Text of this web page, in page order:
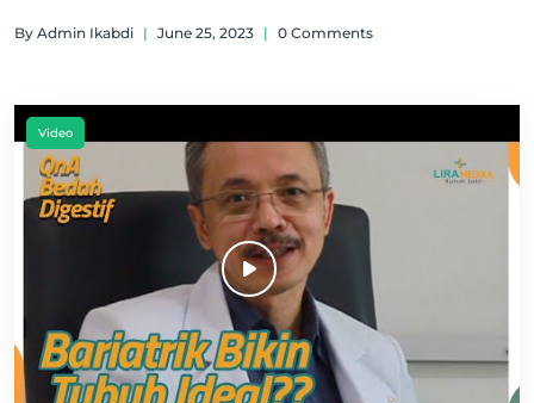
By Admin Ikabdi | June 25, 2023 | 0 Comments
Video